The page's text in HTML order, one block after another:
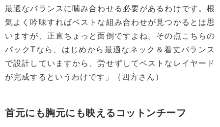
最適なバランスに噛み合わせる必要があるわけです。根
気よく吟味すればベストな組み合わせが見つかるとは思
いますが、正直ちょっと面倒ですよね。その点こちらの
パックTなら、はじめから最適なネック＆着丈バランス
で設計していますから、労せずしてベストなレイヤード
が完成するというわけです」（四方さん）
首元にも胸元にも映えるコットンチーフ